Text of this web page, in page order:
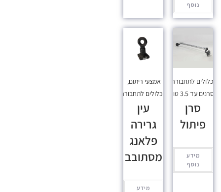
נוסף
לתחבורה,
סרנים עד 3.5 טון
סרן
פיתול
מידע
נוסף
אמצעי ריתום,
מכלולים לתחבורה
עין
גרירה
פלאנג
מסתובב
מידע